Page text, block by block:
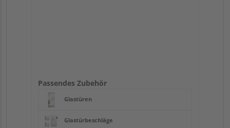
Passendes Zubehör
Glastüren
Glastürbeschläge